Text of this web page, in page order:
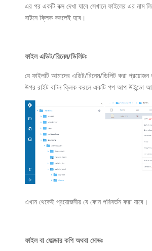
এর পর একটি বক্স দেখা যাবে সেখানে ফাইলের এর নাম
বাটনে ক্লিক করলেই হবে।
ফাইল এডিট/রিনেম/ডিলিটঃ
যে ফাইলটি আমাদের এডিট/রিনেম/ডিলিট করা প্রয়োজন
উপর রাইট বাটন ক্লিক করলে একটি পপ আপ উইন্ডো
এখান থেকেই প্রয়োজনীয় যে কোন পরিবর্তন করা যাবে।
ফাইল বা ফোল্ডার কপি অথবা মোভঃ